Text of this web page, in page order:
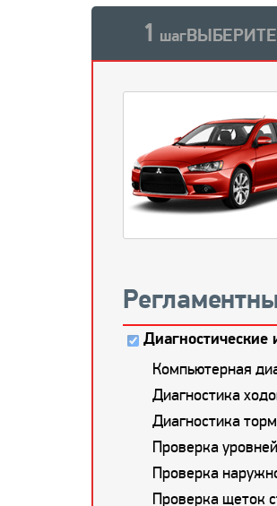
1 шаг
Компьютерная
Диагностика
Диагностика
Проверка
Проверка
Проверка щеток